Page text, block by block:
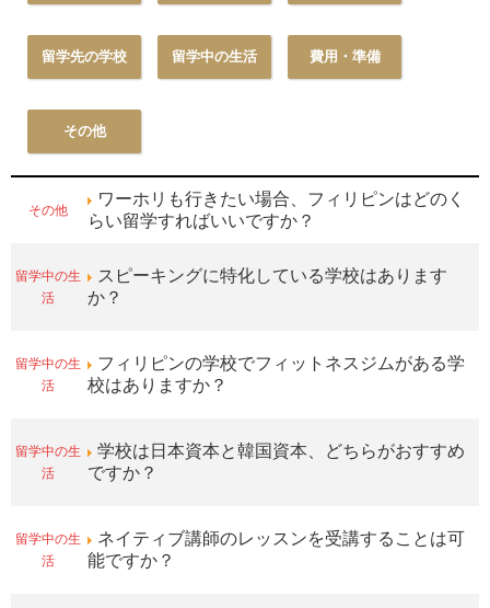
留学先の学校 留学中の生活 費用・準備
その他
その他
ワーホリも行きたい場合、フィリピンはどのく
らい留学すればいいですか？
留学中の生
活
スピーキングに特化している学校はあります
か？
留学中の生
活
フィリピンの学校でフィットネスジムがある学
校はありますか？
留学中の生
活
学校は日本資本と韓国資本、どちらがおすすめ
ですか？
留学中の生
活
ネイティブ講師のレッスンを受講することは可
能ですか？